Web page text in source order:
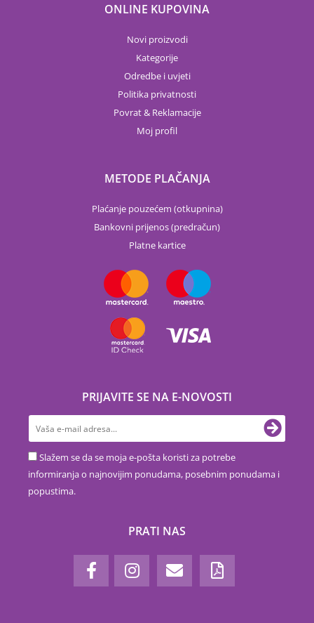
ONLINE KUPOVINA
Novi proizvodi
Kategorije
Odredbe i uvjeti
Politika privatnosti
Povrat & Reklamacije
Moj profil
METODE PLAČANJA
Plaćanje pouzećem (otkupnina)
Bankovni prijenos (predračun)
Platne kartice
PRIJAVITE SE NA E-NOVOSTI
Slažem se da se moja e-pošta koristi za potrebe
informiranja o najnovijim ponudama, posebnim ponudama i
popustima.
PRATI NAS